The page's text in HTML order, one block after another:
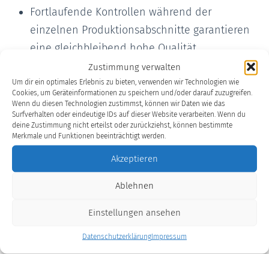
Zustimmung verwalten
Um dir ein optimales Erlebnis zu bieten, verwenden wir Technologien wie
Cookies, um Geräteinformationen zu speichern und/oder darauf zuzugreifen.
Wenn du diesen Technologien zustimmst, können wir Daten wie das
Surfverhalten oder eindeutige IDs auf dieser Website verarbeiten. Wenn du
deine Zustimmung nicht erteilst oder zurückziehst, können bestimmte
Merkmale und Funktionen beeinträchtigt werden.
Akzeptieren
Ablehnen
Einstellungen ansehen
DatenschutzerklärungImpressum
Fortlaufende Kontrollen während der
einzelnen Produktionsabschnitte garantieren
eine gleichbleibend hohe Qualität.
Der Maschinenpark entspricht stets dem
Stand der Technik.
Wir konfektionieren Planenstoff von
Standard bis Sonderlösung
Was mit einer Rolle Planenstoff, einem studierten
Anlagenmechaniker sowie einem 6.000 Mark